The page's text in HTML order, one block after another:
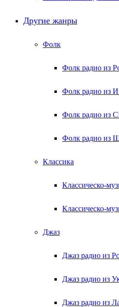
Другие жанры
Фолк
Фолк радио из
Фолк радио из
Фолк радио из
Фолк радио из
Классика
Классическо-
Классическо-
Джаз
Джаз радио из
Джаз радио из
Джаз радио из